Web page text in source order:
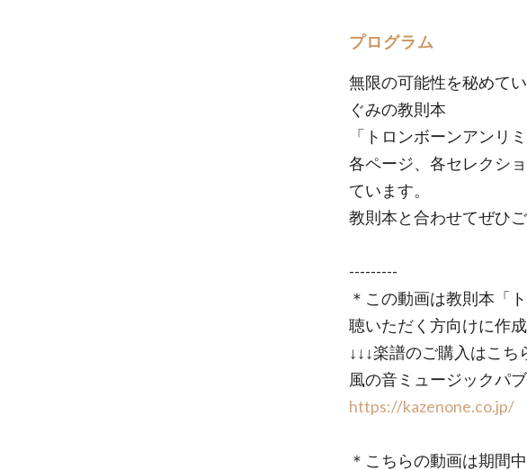
プログラム
無限の可能性を秘めて
ぐみの教則本
「トロンボーンアンリ
各ページ、各セレクシ
ています。
教則本と合わせてぜひ
---------
＊この動画は教則本「
聴いただく方向けに作成
↓↓↓楽譜のご購入はこち
風の音ミュージックパ
https://kazenone.co.jp/
＊こちらの動画は期間